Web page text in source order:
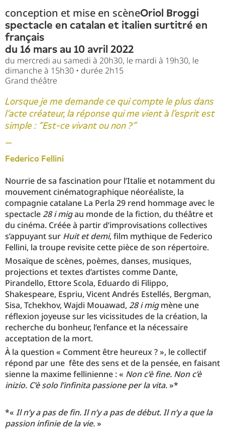
conception et mise en scèneOriol Broggi
spectacle en catalan et italien surtitré en
français
du 16 mars au 10 avril 2022
du mercredi au samedi à 20h30, le mardi à 19h30, le
dimanche à 15h30 • durée 2h15
Grand théâtre
Lorsque je me demande ce qui compte le plus dans
l’acte créateur, la réponse qui me vient à l’esprit est
simple : “Est-ce vivant ou non ?”
—
Federico Fellini
Nourrie de sa fascination pour l’Italie et notamment du
mouvement cinématographique néoréaliste, la
compagnie catalane La Perla 29 rend hommage avec le
spectacle28 i migau monde de la fiction, du théâtre et
du cinéma. Créée à partir d’improvisations collectives
s’appuyant sur Huit et demi, film mythique de Federico
Fellini, la troupe revisite cette pièce de son répertoire.
Mosaïque de scènes, poèmes, danses, musiques,
projections et textes d’artistes comme Dante,
Pirandello, Ettore Scola, Eduardo di Filippo,
Shakespeare, Espriu, Vicent Andrés Estellés, Bergman,
Sisa, Tchekhov, Wajdi Mouawad, 28 i migmène une
réflexion joyeuse sur les vicissitudes de la création, la
recherche du bonheur, l’enfance et la nécessaire
acceptation de la mort.
À la question « Comment être heureux ? », le collectif
répond par une fête des sens et de la pensée, en faisant
sienne la maxime fellinienne : « Non c’è fine. Non c’è
inizio. C’è solo l’infinita passione per la vita.»*
*« Il n’y a pas de fin. Il n’y a pas de début. Il n’y a que la
passion infinie de la vie.»